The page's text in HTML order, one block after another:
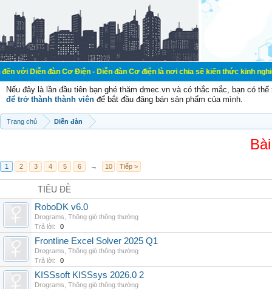
đàn Cơ Điện - Diễn đàn Cơ điện là nơi chia sẽ kiến thức kinh nghiệm
Nếu đây là lần đầu tiên bạn ghé thăm dmec.vn và có thắc mắc, bạn có
để trở thành thành viên để bắt đầu đăng bán sản phẩm của mình.
Trang chủ Diễn đàn
1 2 3 4 5 6 → 10 Tiếp >
TIÊU ĐỀ
RoboDK v6.0
Drograms Thông gió thông thường
Trả lời:
0
Frontline Excel Solver 2025 Q1
Drograms Thông gió thông thường
Trả lời:
0
KISSsoft KISSsys 2026.0 2
Drograms Thông gió thông thường